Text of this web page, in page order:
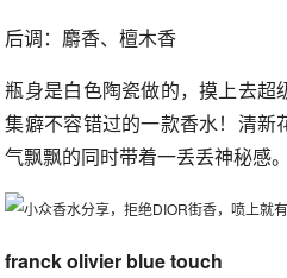
后调：麝香、檀木香
瓶身是白色陶瓷做的，摸上去
集癖不容错过的一款香水！清新
气飘飘的同时带着一丢丢神秘感。
franck olivier blue touch